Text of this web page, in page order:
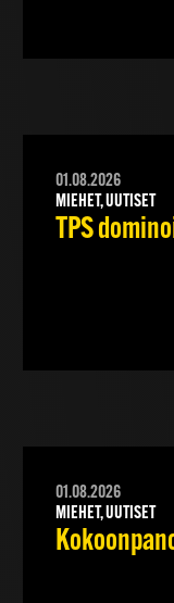
01.08.2026
MIEHET, UUTISET
TPS
01.08.2026
MIEHET, UUTISET